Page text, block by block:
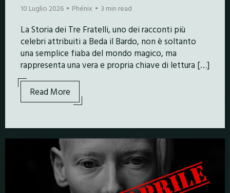
10 Luglio 2026 Phénix 3 min read
La Storia dei Tre Fratelli, uno dei racconti più
celebri attribuiti a Beda il Bardo, non è soltanto
una semplice fiaba del mondo magico, ma
rappresenta una vera e propria chiave di lettura […]
Read More